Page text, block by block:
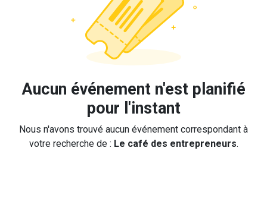
Aucun événement n'est planifié
pour l'instant
Nous n'avons trouvé aucun événement correspondant à
votre recherche de : Le café des entrepreneurs.